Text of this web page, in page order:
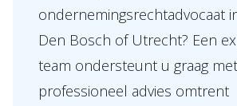
ondernemingsrechtadvocaat
Den Bosch of Utrecht? Een
team ondersteunt u graag met
professioneel advies omtrent